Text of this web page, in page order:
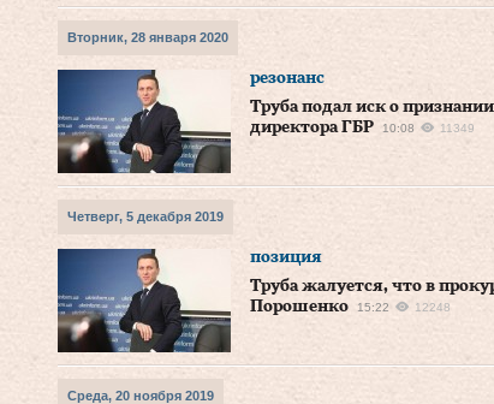
Вторник, 28 января 2020
резонанс
Труба подал иск о
директора ГБР
10:08 11349
Четверг, 5 декабря 2019
позиция
Труба жалуется, что в
Порошенко
15:22 12248
Среда, 20 ноября 2019